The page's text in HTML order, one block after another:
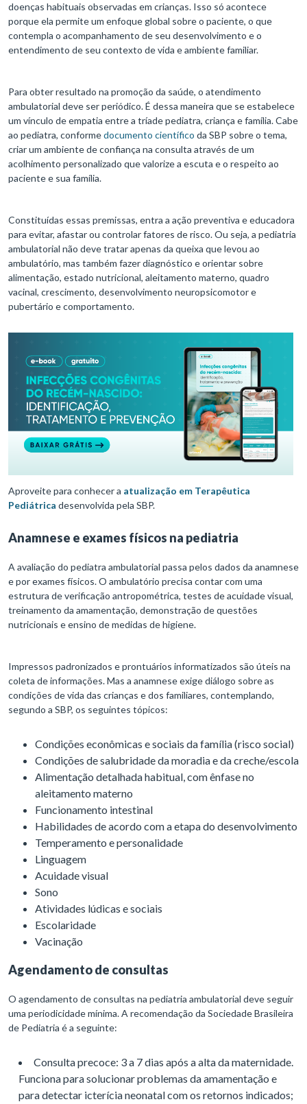
doenças habituais observadas em crianças. Isso só acontece
porque ela permite um enfoque global sobre o paciente, o que
contempla o acompanhamento de seu desenvolvimento e o
entendimento de seu contexto de vida e ambiente familiar.
Para obter resultado na promoção da saúde, o atendimento
ambulatorial deve ser periódico. É dessa maneira que se estabelece
um vínculo de empatia entre a tríade pediatra, criança e família. Cabe
ao pediatra, conformedocumento científico da SBP sobre o tema,
criar um ambiente de confiança na consulta através de um
acolhimento personalizado que valorize a escuta e o respeito ao
paciente e sua família.
Constituídas essas premissas, entra a ação preventiva e educadora
para evitar, afastar ou controlar fatores de risco. Ou seja, a pediatria
ambulatorial não deve tratar apenas da queixa que levou ao
ambulatório, mas também fazer diagnóstico e orientar sobre
alimentação, estado nutricional, aleitamento materno, quadro
vacinal, crescimento, desenvolvimento neuropsicomotor e
pubertário e comportamento.
Aproveite para conhecer a atualização em Terapêutica
Pediátrica desenvolvida pela SBP.
Anamnese e exames físicos na pediatria
A avaliação do pediatra ambulatorial passa pelos dados da anamnese
e por exames físicos. O ambulatório precisa contar com uma
estrutura de verificação antropométrica, testes de acuidade visual,
treinamento da amamentação, demonstração de questões
nutricionais e ensino de medidas de higiene.
Impressos padronizados e prontuários informatizados são úteis na
coleta de informações. Mas a anamnese exige diálogo sobre as
condições de vida das crianças e dos familiares, contemplando,
segundo a SBP, os seguintes tópicos:
Condições econômicas e sociais da família (risco social)
Condições de salubridade da moradia e da creche/escola
Alimentação detalhada habitual, com ênfase no
aleitamento materno
Funcionamento intestinal
Habilidades de acordo com a etapa do desenvolvimento
Temperamento e personalidade
Linguagem
Acuidade visual
Sono
Atividades lúdicas e sociais
Escolaridade
Vacinação
Agendamento de consultas
O agendamento de consultas na pediatria ambulatorial deve seguir
uma periodicidade mínima. A recomendação da Sociedade Brasileira
de Pediatria é a seguinte:
Consulta precoce: 3 a 7 dias após a alta da maternidade.
Funciona para solucionar problemas da amamentação e
para detectar icterícia neonatal com os retornos indicados;